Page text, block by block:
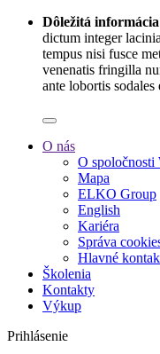
Dôležitá
dictum integer
tempus nisi fusce
venenatis fringilla
ante lobortis sodales
O nás
O spoločnosti
Mapa
ELKO Group
English
Kariéra
Správa
Hlavné
Školenia
Kontakty
Výkup
Prihlásenie